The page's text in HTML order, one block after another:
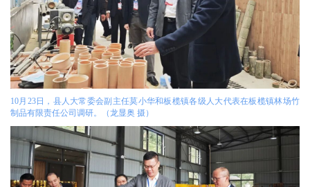
10月23日，县人大常委会副主任莫小华和板榄镇各级人大代表在板榄镇林场竹
制品有限责任公司调研。（龙显奥 摄）